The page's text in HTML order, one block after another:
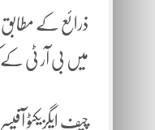
میں بی آر ٹی کے کرایوں میں 5
چیف ایگزیکٹو